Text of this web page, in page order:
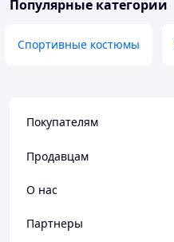
Популярные категории
Спортивные костюмы
Покупателям
Продавцам
О нас
Партнеры